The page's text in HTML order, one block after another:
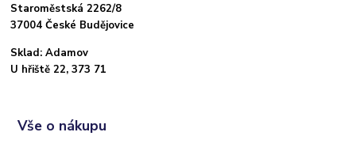
Staroměstská 2262/8
37004 České Budějovice
Sklad: Adamov
U hřiště 22, 373 71
Vše o nákupu